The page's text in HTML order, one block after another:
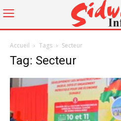
Accueil Tags Secteur
Tag: Secteur